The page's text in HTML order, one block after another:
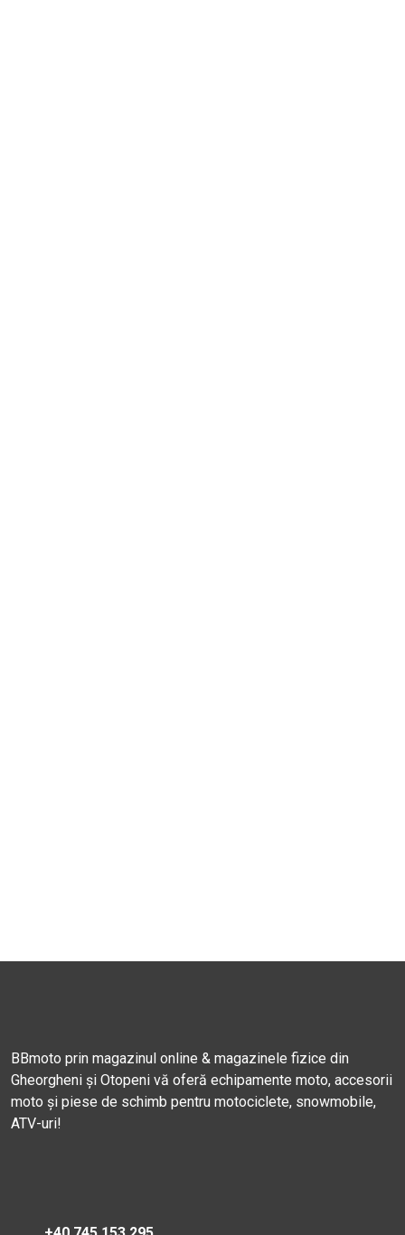
BBmoto prin magazinul online & magazinele fizice din
Gheorgheni și Otopeni vă oferă echipamente moto, accesorii
moto și piese de schimb pentru motociclete, snowmobile,
ATV-uri!